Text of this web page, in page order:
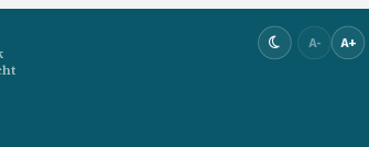
A- A+